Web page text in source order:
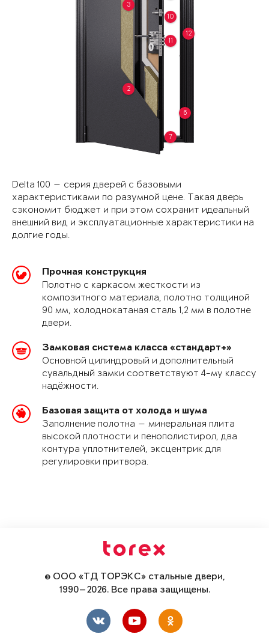
2
3
6
7
10
11
12
Delta 100 — серия дверей с базовыми
характеристиками по разумной цене. Такая дверь
сэкономит бюджет и при этом сохранит идеальный
внешний вид и эксплуатационные характеристики на
долгие годы.
Прочная конструкция
Полотно с каркасом жесткости из
композитного материала, полотно толщиной
90 мм, холоднокатаная сталь 1,2 мм в полотне
двери.
Замковая система класса «стандарт+»
Основной цилиндровый и дополнительный
сувальдный замки соответствуют 4-му классу
надёжности.
Базовая защита от холода и шума
Заполнение полотна — минеральная плита
высокой плотности и пенополистирол, два
контура уплотнителей, эксцентрик для
регулировки притвора.
© ООО «ТД ТОРЭКС» стальные двери,
1990—2026. Все права защищены.